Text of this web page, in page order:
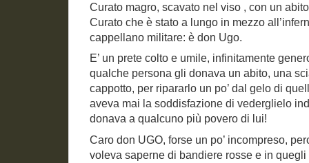
Curato magro, scavato nel viso , con un
Curato che è stato a lungo in mezzo
cappellano militare: è don Ugo.
E’ un prete colto e umile, infinitamente
qualche persona gli donava un abito, una
cappotto, per ripararlo un po’ dal gelo di
aveva mai la soddisfazione di vederglielo
donava a qualcuno più povero di lui!
Caro don UGO, forse un po’ incompreso,
voleva saperne di bandiere rosse e in